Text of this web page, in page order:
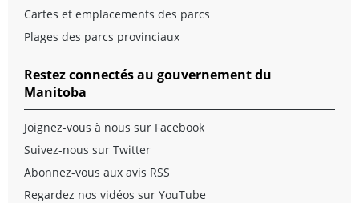
Cartes et emplacements des parcs
Plages des parcs provinciaux
Restez connectés au gouvernement du
Manitoba
Joignez-vous à nous sur Facebook
Suivez-nous sur Twitter
Abonnez-vous aux avis RSS
Regardez nos vidéos sur YouTube